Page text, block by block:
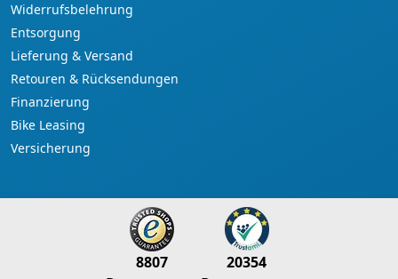
Widerrufsbelehrung
Entsorgung
Lieferung & Versand
Retouren & Rücksendungen
Finanzierung
Bike Leasing
Versicherung
8807
20354